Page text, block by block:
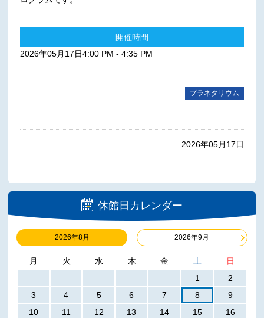
休館日カレンダー
2026年8月 2026年9月
月 火 水 木 金 土
日
1
2
3
4 5 6 7 8
9
10
11 12 13 14 15
16
開催時間
2026年05月17日4:00 PM - 4:35 PM
プラネタリウム
2026年05月17日